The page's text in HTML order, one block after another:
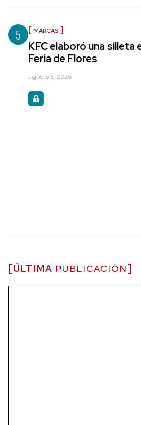
5 MARCAS
KFC elaboró una silleta
Feria de Flores
agosto 5, 2026
ÚLTIMA PUBLICACIÓN